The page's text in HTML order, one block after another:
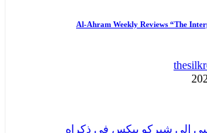
Al-Ahram Weekly Reviews “The